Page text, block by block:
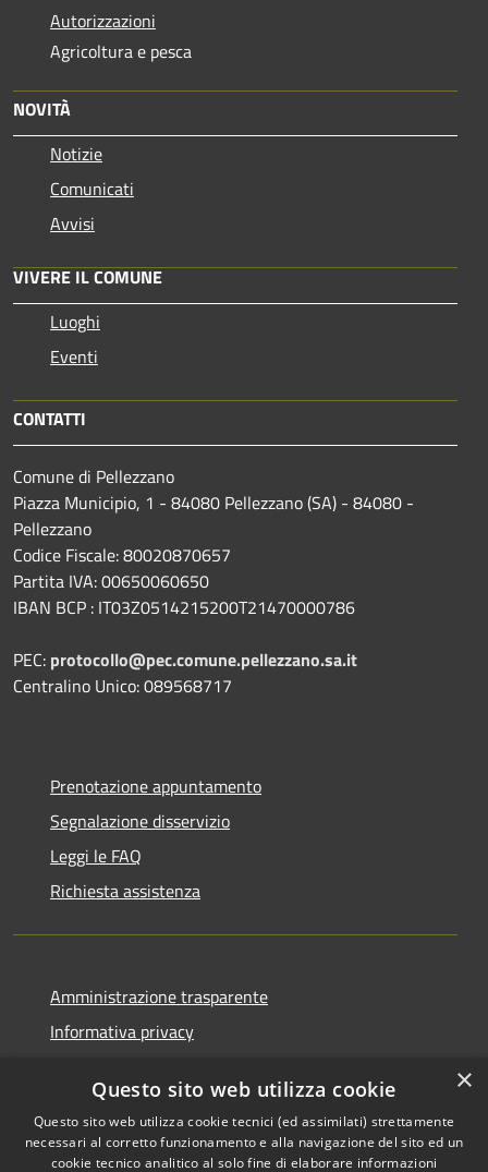
Autorizzazioni
Agricoltura e pesca
NOVITÀ
Notizie
Comunicati
Avvisi
VIVERE IL COMUNE
Luoghi
Eventi
CONTATTI
Comune di Pellezzano
Piazza Municipio, 1 - 84080 Pellezzano (SA) - 84080 -
Pellezzano
Codice Fiscale: 80020870657
Partita IVA: 00650060650
IBAN BCP : IT03Z0514215200T21470000786
PEC: protocollo@pec.comune.pellezzano.sa.it
Centralino Unico: 089568717
Prenotazione appuntamento
Segnalazione disservizio
Leggi le FAQ
Richiesta assistenza
Amministrazione trasparente
Informativa privacy
Dichiarazione di accessibilità
×
Questo sito web utilizza cookie
Questo sito web utilizza cookie tecnici (ed assimilati) strettamente
necessari al corretto funzionamento e alla navigazione del sito ed un
cookie tecnico analitico al solo fine di elaborare informazioni